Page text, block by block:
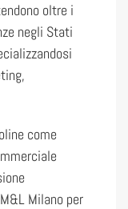
oltre i
negli Stati
come
Milano per